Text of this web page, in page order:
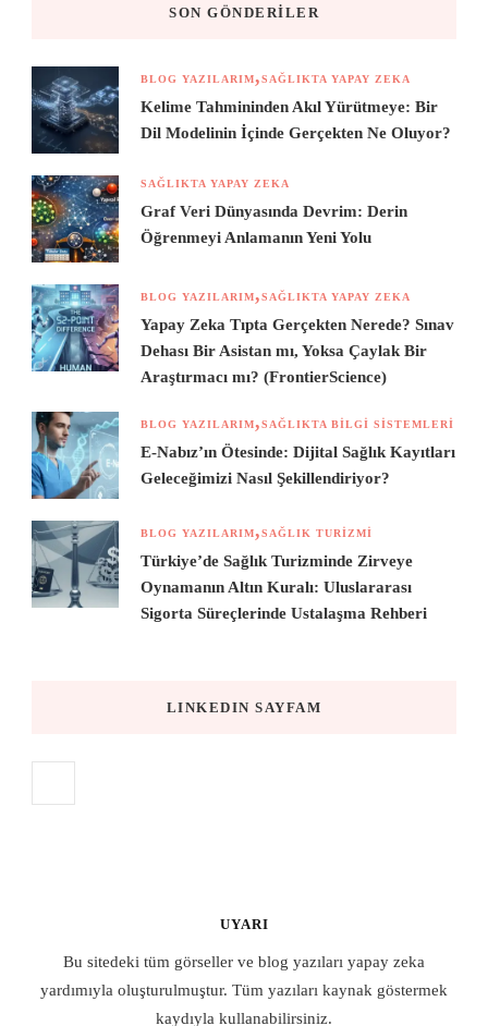
SON GÖNDERILER
BLOG YAZILARIM SAĞLIKTA YAPAY ZEKA
Kelime Tahmininden Akıl Yürütmeye: Bir
Dil Modelinin İçinde Gerçekten Ne Oluyor?
SAĞLIKTA YAPAY ZEKA
Graf Veri Dünyasında Devrim: Derin
Öğrenmeyi Anlamanın Yeni Yolu
BLOG YAZILARIM SAĞLIKTA YAPAY ZEKA
Yapay Zeka Tıpta Gerçekten Nerede? Sınav
Dehası Bir Asistan mı, Yoksa Çaylak Bir
Araştırmacı mı? (FrontierScience)
BLOG YAZILARIM SAĞLIKTA BILGI SISTEMLERI
E-Nabız’ın Ötesinde: Dijital Sağlık Kayıtları
Geleceğimizi Nasıl Şekillendiriyor?
BLOG YAZILARIM SAĞLIK TURIZMI
Türkiye’de Sağlık Turizminde Zirveye
Oynamanın Altın Kuralı: Uluslararası
Sigorta Süreçlerinde Ustalaşma Rehberi
LINKEDIN SAYFAM
UYARI
Bu sitedeki tüm görseller ve blog yazıları yapay zeka
yardımıyla oluşturulmuştur. Tüm yazıları kaynak göstermek
kaydıyla kullanabilirsiniz.